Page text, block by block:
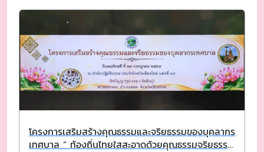
โครงการเสริมสร้างคุณธรรมและจริยธรรมของบุคลากร
เทศบาล “ ท้องถิ่นไทยใสสะอาดด้วยคุณธรรมจริยธรรม